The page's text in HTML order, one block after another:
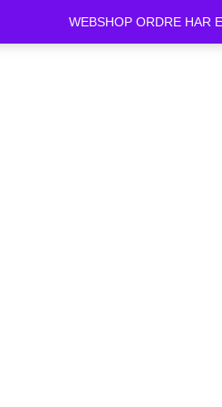
Vi holder lukket Mandag d.24/6 og
WEBSHOP ORDRE HAR